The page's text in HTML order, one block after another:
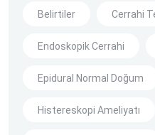
Belirtiler Cerrahi
Endoskopik Cerrahi
Epidural Normal Doğum
Histereskopi Ameliyatı